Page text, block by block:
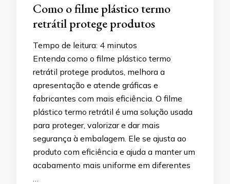
Como o filme plástico termo
retrátil protege produtos
Tempo de leitura: 4 minutos
Entenda como o filme plástico termo
retrátil protege produtos, melhora a
apresentação e atende gráficas e
fabricantes com mais eficiência. O filme
plástico termo retrátil é uma solução usada
para proteger, valorizar e dar mais
segurança à embalagem. Ele se ajusta ao
produto com eficiência e ajuda a manter um
acabamento mais uniforme em diferentes
…